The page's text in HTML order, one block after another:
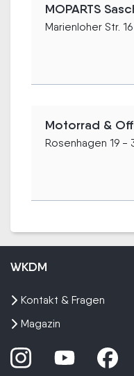
MOPARTS
Marienloher Str.
Motorrad &
Rosenhagen 19 -
WKDM
Kontakt & Fragen
Magazin